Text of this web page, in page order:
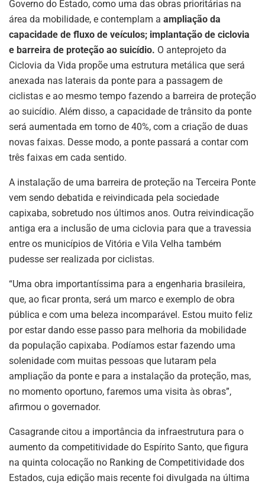
Governo do Estado, como uma das obras prioritárias na
área da mobilidade, e contemplam a ampliação da
capacidade de fluxo de veículos; implantação de ciclovia
e barreira de proteção ao suicídio. O anteprojeto da
Ciclovia da Vida propõe uma estrutura metálica que será
anexada nas laterais da ponte para a passagem de
ciclistas e ao mesmo tempo fazendo a barreira de proteção
ao suicídio. Além disso, a capacidade de trânsito da ponte
será aumentada em torno de 40%, com a criação de duas
novas faixas. Desse modo, a ponte passará a contar com
três faixas em cada sentido.
A instalação de uma barreira de proteção na Terceira Ponte
vem sendo debatida e reivindicada pela sociedade
capixaba, sobretudo nos últimos anos. Outra reivindicação
antiga era a inclusão de uma ciclovia para que a travessia
entre os municípios de Vitória e Vila Velha também
pudesse ser realizada por ciclistas.
“Uma obra importantíssima para a engenharia brasileira,
que, ao ficar pronta, será um marco e exemplo de obra
pública e com uma beleza incomparável. Estou muito feliz
por estar dando esse passo para melhoria da mobilidade
da população capixaba. Podíamos estar fazendo uma
solenidade com muitas pessoas que lutaram pela
ampliação da ponte e para a instalação da proteção, mas,
no momento oportuno, faremos uma visita às obras”,
afirmou o governador.
Casagrande citou a importância da infraestrutura para o
aumento da competitividade do Espírito Santo, que figura
na quinta colocação no Ranking de Competitividade dos
Estados, cuja edição mais recente foi divulgada na última